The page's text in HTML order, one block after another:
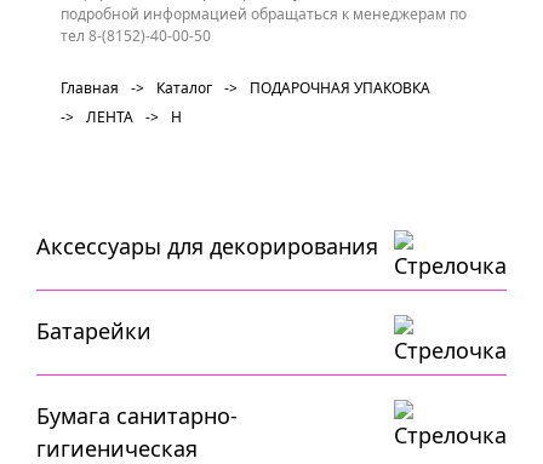
подробной информацией обращаться к менеджерам по
тел 8-(8152)-40-00-50
Главная -> Каталог ->
ПОДАРОЧНАЯ УПАКОВКА
-> ЛЕНТА -> Н
Аксессуары для декорирования
Батарейки
Бумага санитарно-
гигиеническая